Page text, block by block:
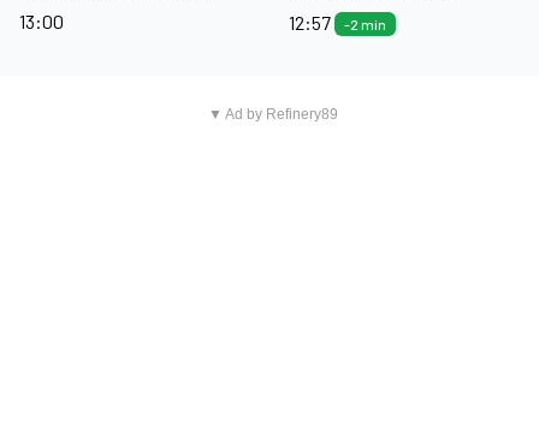
13:00
12:57
-2 min
▼ Ad by Refinery89